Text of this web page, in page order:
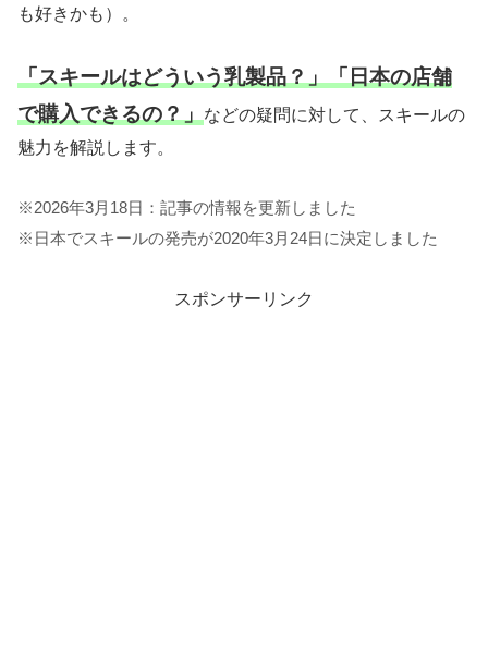
も好きかも）。
「スキールはどういう乳製品？」「日本の店舗
で購入できるの？」などの疑問に対して、スキールの
魅力を解説します。
※2026年3月18日：記事の情報を更新しました
※日本でスキールの発売が2020年3月24日に決定しました
スポンサーリンク